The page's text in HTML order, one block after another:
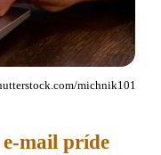
michnik101
mail príde